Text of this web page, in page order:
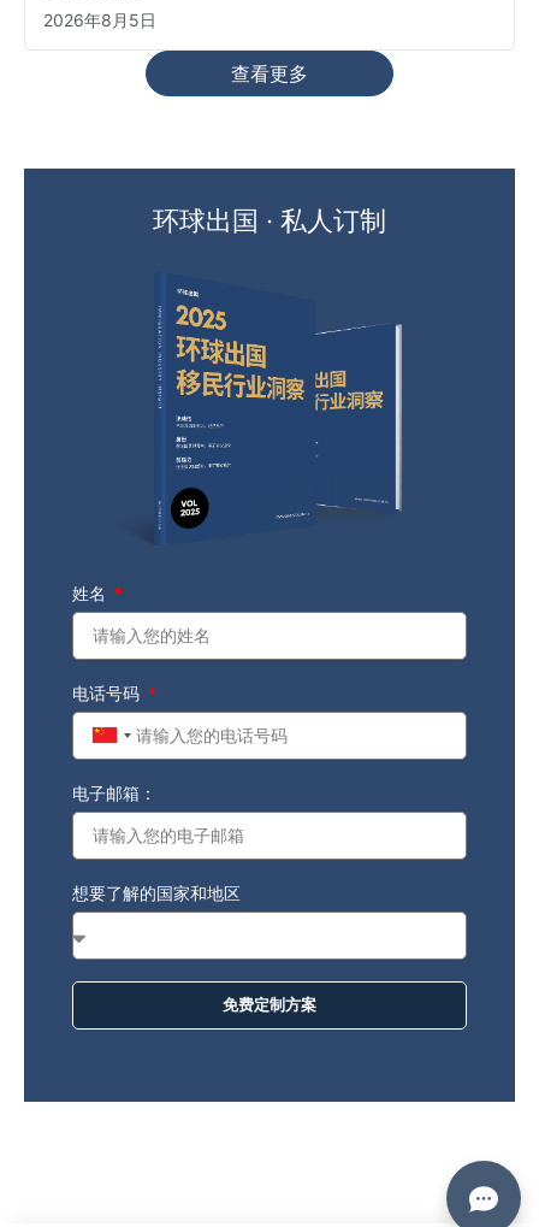
2026年8月5日
查看更多
环球出国 · 私人订制
姓名
电话号码
China
电子邮箱：
想要了解的国家和地区
免费定制方案